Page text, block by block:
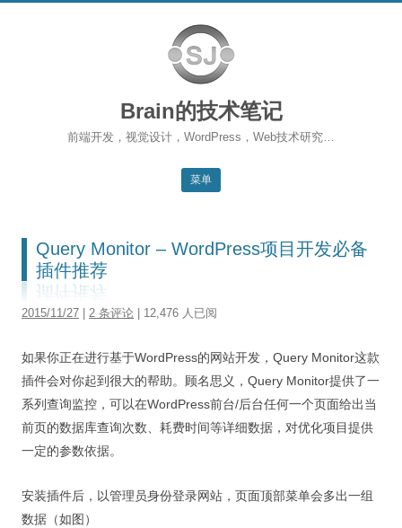
Brain的技术笔记
前端开发，视觉设计，WordPress，Web技术研究…
菜单
SEO
视觉/交互设计
作品集
Query Monitor – WordPress项目开发必备
插件推荐
2015/11/27 2 条评论 | 12,476 人已阅
如果你正在进行基于WordPress的网站开发，Query Monitor这款
插件会对你起到很大的帮助。顾名思义，Query Monitor提供了一
系列查询监控，可以在WordPress前台/后台任何一个页面给出当
前页的数据库查询次数、耗费时间等详细数据，对优化项目提供
一定的参数依据。
安装插件后，以管理员身份登录网站，页面顶部菜单会多出一组
数据（如图）